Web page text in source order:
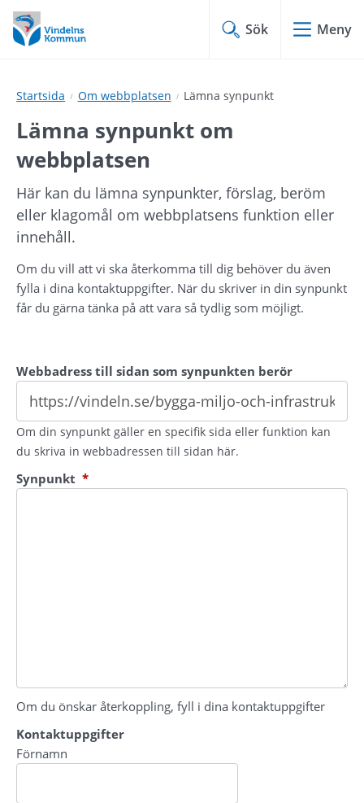
Hoppa
till
innehåll
Hoppa
till
undermeny
Sök Meny
Startsida Om webbplatsen Lämna synpunkt
Lämna synpunkt om
webbplatsen
Här kan du lämna synpunkter, förslag, beröm
eller klagomål om webbplatsens funktion eller
innehåll.
Om du vill att vi ska återkomma till dig behöver du även
fylla i dina kontaktuppgifter. När du skriver in din synpunkt
får du gärna tänka på att vara så tydlig som möjligt.
Webbadress till sidan som synpunkten berör
Om din synpunkt gäller en specifik sida eller funktion kan
du skriva in webbadressen till sidan här.
Synpunkt *(obligatorisk)
Om du önskar återkoppling, fyll i dina kontaktuppgifter
Kontaktuppgifter
Kontaktuppgifter
Förnamn